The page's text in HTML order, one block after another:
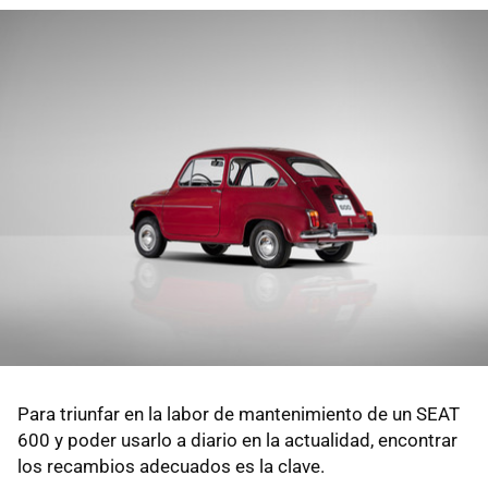
Para triunfar en la labor de mantenimiento de un SEAT
600 y poder usarlo a diario en la actualidad, encontrar
los recambios adecuados es la clave.